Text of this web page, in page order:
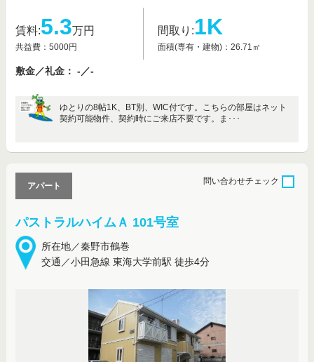
賃料:5.3万円
共益費：5000円
間取り:1K
面積(専有・建物)：26.71㎡
敷金／礼金： -／-
ゆとりの8帖1K、BT別、WIC付です。こちらの部屋はネット
契約可能物件、契約時にご来店不要です。ま･･･
パストラルハイムＡ 101号室
所在地／秦野市鶴巻
交通／小田急線 東海大学前駅 徒歩4分
アパート
問い合わせチェック